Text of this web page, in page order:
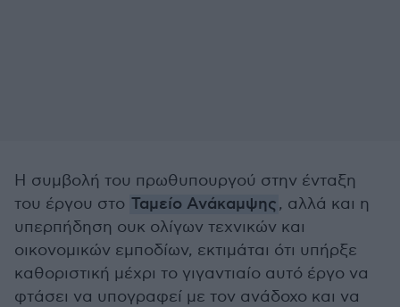
Η συμβολή του πρωθυπουργού στην ένταξη
του έργου στο Ταμείο Ανάκαμψης, αλλά και η
υπερπήδηση ουκ ολίγων τεχνικών και
οικονομικών εμποδίων, εκτιμάται ότι υπήρξε
καθοριστική μέχρι το γιγαντιαίο αυτό έργο να
φτάσει να υπογραφεί με τον ανάδοχο και να